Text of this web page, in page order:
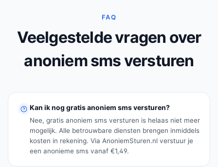
FAQ
Veelgestelde vragen over
anoniem sms versturen
Kan ik nog gratis anoniem sms versturen?
Nee, gratis anoniem sms versturen is helaas niet meer
mogelijk. Alle betrouwbare diensten brengen inmiddels
kosten in rekening. Via AnoniemSturen.nl verstuur je
een anonieme sms vanaf €1,49.